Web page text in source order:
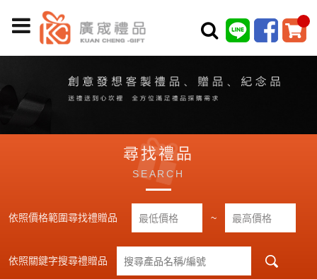
尋找禮品
SEARCH
依照價格範圍尋找禮贈品 ~
依照關鍵字搜尋禮贈品